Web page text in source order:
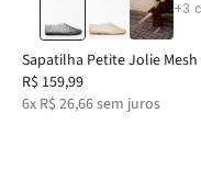
+3
Sapatilha Petite Jolie
R$ 159,99
6x R$ 26,66sem juros